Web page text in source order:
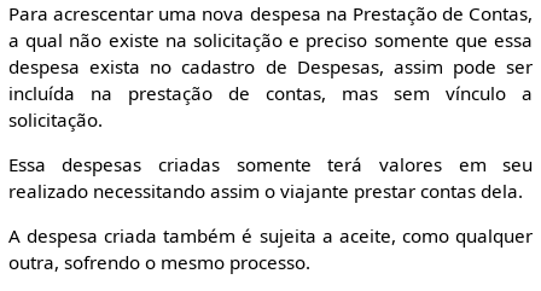
Para acrescentar uma nova despesa na Prestação de Contas,
a qual não existe na solicitação e preciso somente que essa
despesa exista no cadastro de Despesas, assim pode ser
incluída na prestação de contas, mas sem vínculo a
solicitação.
Essa despesas criadas somente terá valores em seu
realizado necessitando assim o viajante prestar contas dela.
A despesa criada também é sujeita a aceite, como qualquer
outra, sofrendo o mesmo processo.